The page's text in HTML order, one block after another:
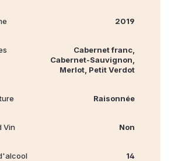
2019
Cabernet franc,
Cabernet‐Sauvignon,
Merlot, Petit Verdot
Raisonnée
Vin Non
14